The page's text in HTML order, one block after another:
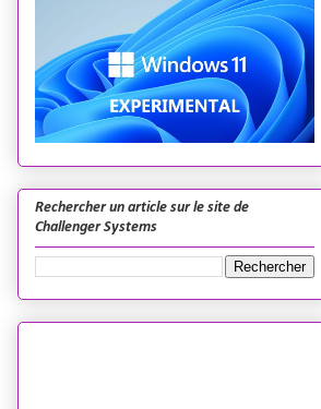
Rechercher un article sur le site de
Challenger Systems